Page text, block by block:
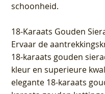
schoonheid.
18-Karaats Gouden
Ervaar de
18-karaats gouden
kleur en superieure
elegante 18-karaats